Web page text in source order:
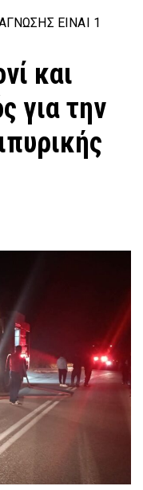
ΕΊΝΑΙ 1
και
για την